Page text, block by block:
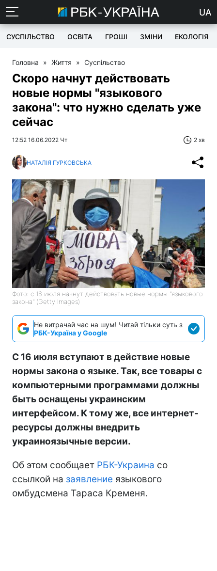
UA
СУСПІЛЬСТВО ОСВІТА ГРОШІ ЗМІНИ ЕКОЛОГІЯ
Головна » Життя » Суспільство
Скоро начнут действовать
новые нормы "языкового
закона": что нужно сделать уже
сейчас
12:52 16.06.2022 Чт 2 хв
НАТАЛІЯ ГУРКОВСЬКА
Фото: с 16 июля начнут действовать новые нормы "языкового
закона" (Getty Images)
Не витрачай час на шум! Читай тільки суть з
РБК-Україна у Google
С 16 июля вступают в действие новые
нормы закона о языке. Так, все товары с
компьютерными программами должны
быть оснащены украинским
интерфейсом. К тому же, все интернет-
ресурсы должны внедрить
украиноязычные версии.
Об этом сообщает РБК-Украина со
ссылкой на заявление языкового
омбудсмена Тараса Кременя.